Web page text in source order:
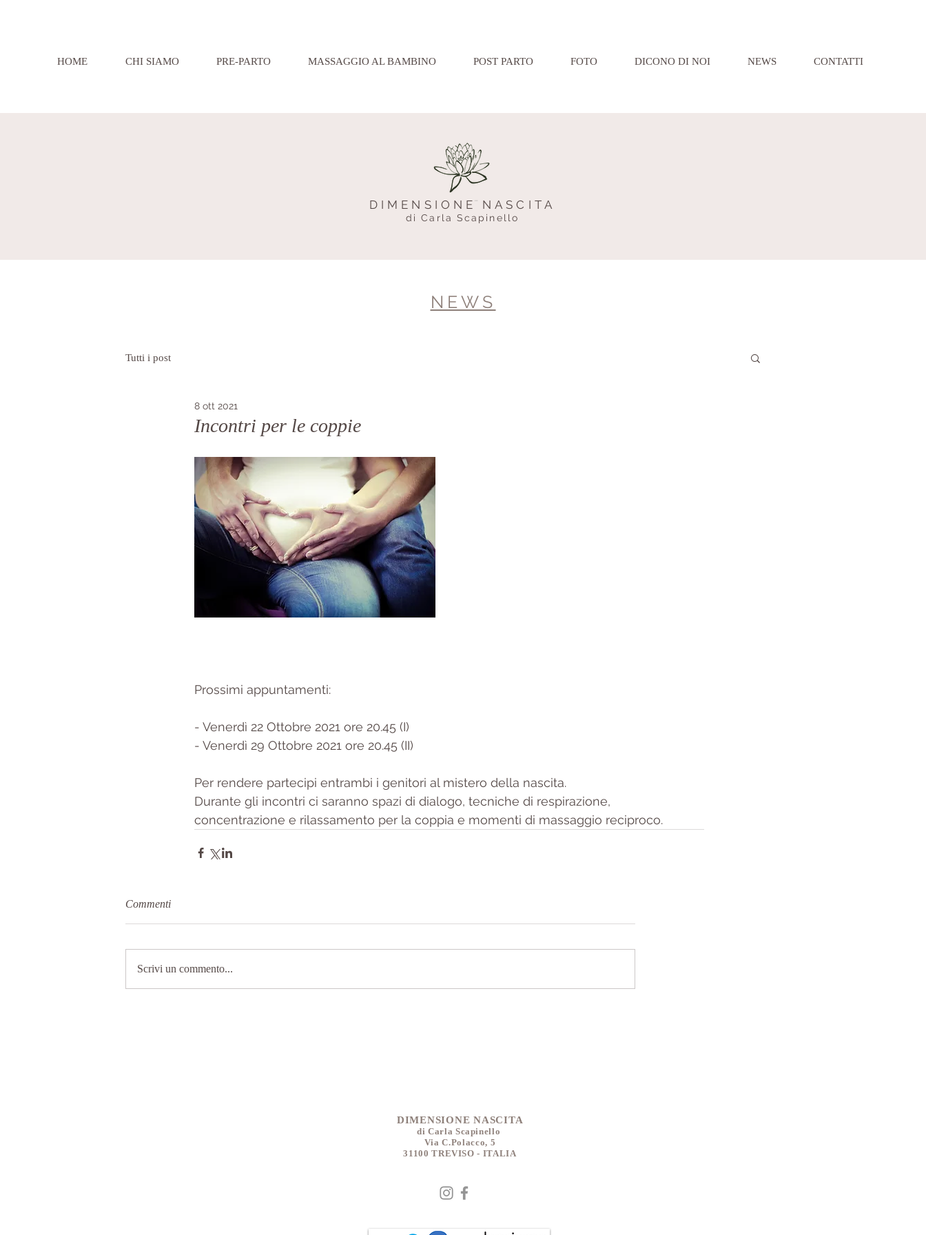
HOME CHI SIAMO PRE-PARTO MASSAGGIO AL BAMBINO POST PARTO FOTO DICONO DI NOI NEWS CONTATTI
DIMENSIONE NASCITA
di Carla Scapinello
NEWS
Tutti i post
Incontri per le coppie
8 ott 2021
Prossimi appuntamenti:
- Venerdì 22 Ottobre 2021 ore 20.45 (I)
- Venerdì 29 Ottobre 2021 ore 20.45 (II)
Per rendere partecipi entrambi i genitori al mistero della nascita.
Durante gli incontri ci saranno spazi di dialogo, tecniche di respirazione,
concentrazione e rilassamento per la coppia e momenti di massaggio reciproco.
Commenti
Scrivi un commento...
DIMENSIONE NASCITA
di Carla Scapinello
Via C.Polacco, 5
31100 TREVISO - ITALIA